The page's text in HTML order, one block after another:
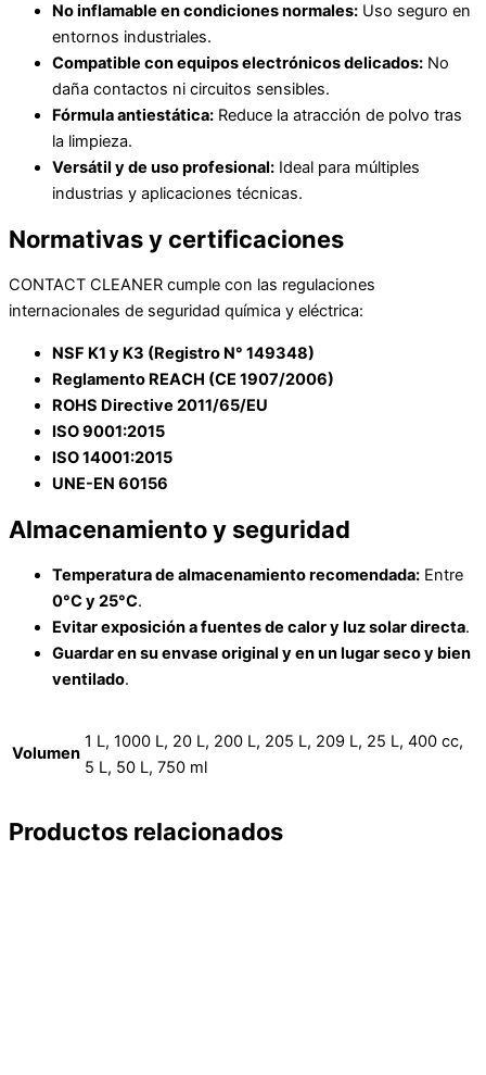
No inflamable en condiciones normales: Uso seguro en
entornos industriales.
Compatible con equipos electrónicos delicados: No
daña contactos ni circuitos sensibles.
Fórmula antiestática: Reduce la atracción de polvo tras
la limpieza.
Versátil y de uso profesional: Ideal para múltiples
industrias y aplicaciones técnicas.
Normativas y certificaciones
CONTACT CLEANER cumple con las regulaciones
internacionales de seguridad química y eléctrica:
NSF K1 y K3 (Registro N° 149348)
Reglamento REACH (CE 1907/2006)
ROHS Directive 2011/65/EU
ISO 9001:2015
ISO 14001:2015
UNE-EN 60156
Almacenamiento y seguridad
Temperatura de almacenamiento recomendada: Entre
0°C y 25°C.
Evitar exposición a fuentes de calor y luz solar directa.
Guardar en su envase original y en un lugar seco y bien
ventilado.
Volumen
1 L, 1000 L, 20 L, 200 L, 205 L, 209 L, 25 L, 400 cc,
5 L, 50 L, 750 ml
Productos relacionados